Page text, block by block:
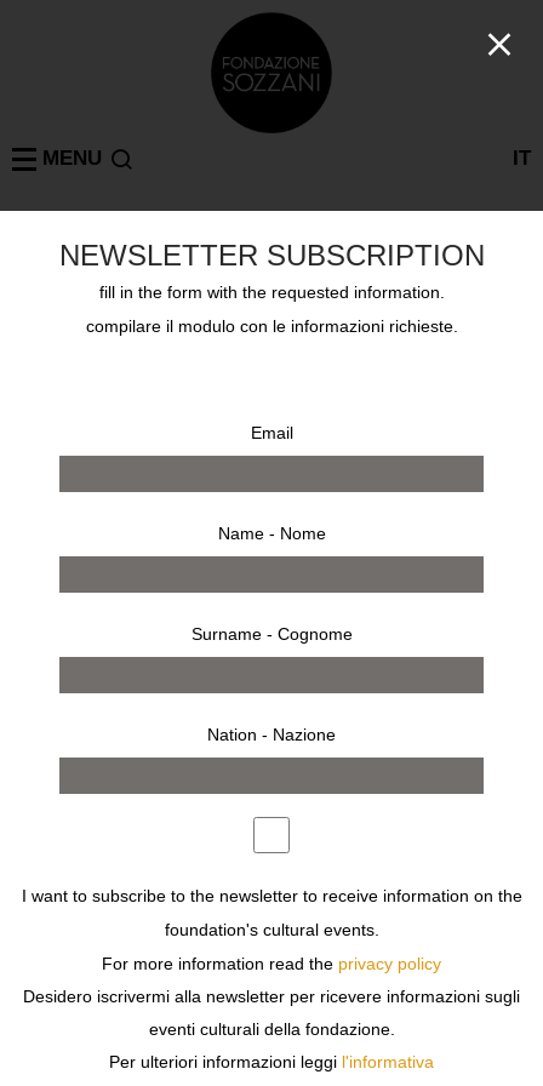
IT
MENU
ALDO ROSSI
MILAN
L’ARCHITETTURA DELLA CITTÀ
NEWSLETTER SUBSCRIPTION
fill in the form with the requested information.
compilare il modulo con le informazioni richieste.
Email
Name - Nome
Surname - Cognome
Nation - Nazione
I want to subscribe to the newsletter to receive information on the
foundation's cultural events.
For more information read the privacy policy
Desidero iscrivermi alla newsletter per ricevere informazioni sugli
eventi culturali della fondazione.
Per ulteriori informazioni leggi l'informativa